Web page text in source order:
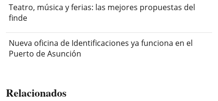
Teatro, música y ferias: las mejores propuestas del
finde
Nueva oficina de Identificaciones ya funciona en el
Puerto de Asunción
Relacionados